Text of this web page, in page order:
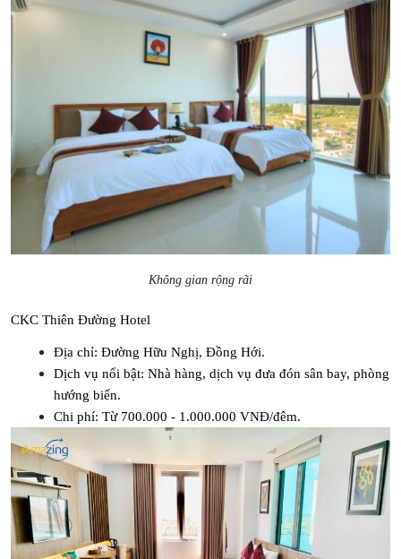
Không gian rộng rãi
CKC Thiên Đường Hotel
Địa chỉ: Đường Hữu Nghị, Đồng Hới.
Dịch vụ nổi bật: Nhà hàng, dịch vụ đưa đón sân bay, phòng
hướng biển.
Chi phí: Từ 700.000 - 1.000.000 VNĐ/đêm.